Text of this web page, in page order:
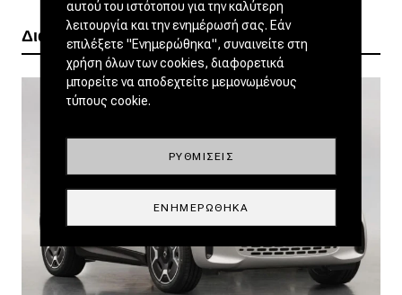
Διαβάστε ακόμα
αυτού του ιστότοπου για την καλύτερη
λειτουργία και την ενημέρωσή σας. Εάν
επιλέξετε "Ενημερώθηκα", συναινείτε στη
χρήση όλων των cookies, διαφορετικά
μπορείτε να αποδεχτείτε μεμονωμένους
τύπους cookie.
ΡΥΘΜΊΣΕΙΣ
ΕΝΗΜΕΡΏΘΗΚΑ